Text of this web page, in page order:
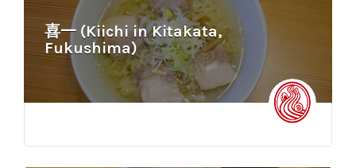
喜一 (Kiichi in Kitakata,
Fukushima)